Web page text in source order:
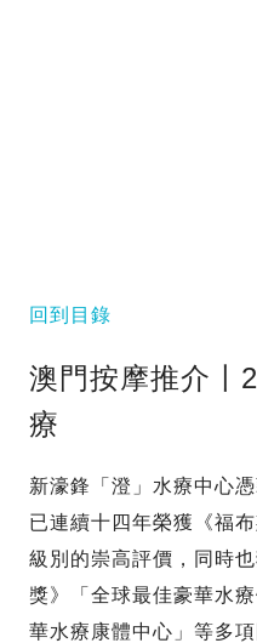
回到目錄
澳門按摩推介〡
療
新濠鋒「澄」水療中心
已連續十四年榮獲《福
級別的崇高評價，同時
獎》「全球最佳豪華水
華水療康體中心」等多